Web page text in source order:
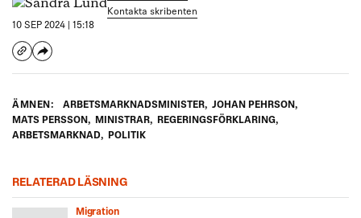
Kontakta skribenten
10 SEP 2024 | 15:18
ÄMNEN: ARBETSMARKNADSMINISTER, JOHAN PEHRSON,
MATS PERSSON, MINISTRAR, REGERINGSFÖRKLARING,
ARBETSMARKNAD, POLITIK
RELATERAD LÄSNING
Migration